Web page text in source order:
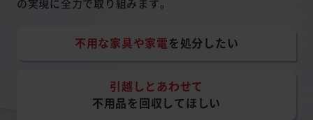
の実現に全力で取り組みます。
不用な家具や家電を処分したい
引越しとあわせて
不用品を回収してほしい